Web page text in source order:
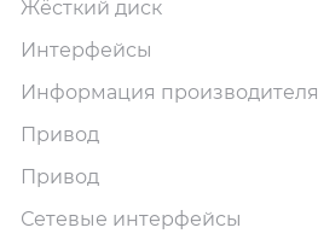
Жёсткий диск
Интерфейсы
Информация производителя
Привод
Привод
Сетевые интерфейсы